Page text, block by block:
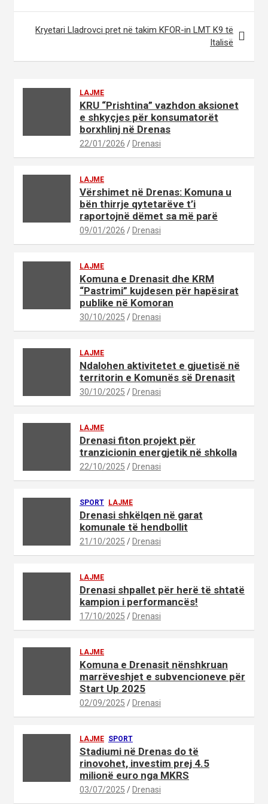
Kryetari Lladrovci pret në takim KFOR-in LMT K9 të
Italisë
LAJME
KRU “Prishtina” vazhdon aksionet
e shkyçjes për konsumatorët
borxhlinj në Drenas
22/01/2026 Drenasi
LAJME
Vërshimet në Drenas: Komuna u
bën thirrje qytetarëve t’i
raportojnë dëmet sa më parë
09/01/2026 Drenasi
LAJME
Komuna e Drenasit dhe KRM
“Pastrimi” kujdesen për hapësirat
publike në Komoran
30/10/2025 Drenasi
LAJME
Ndalohen aktivitetet e gjuetisë në
territorin e Komunës së Drenasit
30/10/2025 Drenasi
LAJME
Drenasi fiton projekt për
tranzicionin energjetik në shkolla
22/10/2025 Drenasi
SPORT LAJME
Drenasi shkëlqen në garat
komunale të hendbollit
21/10/2025 Drenasi
LAJME
Drenasi shpallet për herë të shtatë
kampion i performancës!
17/10/2025 Drenasi
LAJME
Komuna e Drenasit nënshkruan
marrëveshjet e subvencioneve për
Start Up 2025
02/09/2025 Drenasi
LAJME SPORT
Stadiumi në Drenas do të
rinovohet, investim prej 4.5
milionë euro nga MKRS
03/07/2025 Drenasi